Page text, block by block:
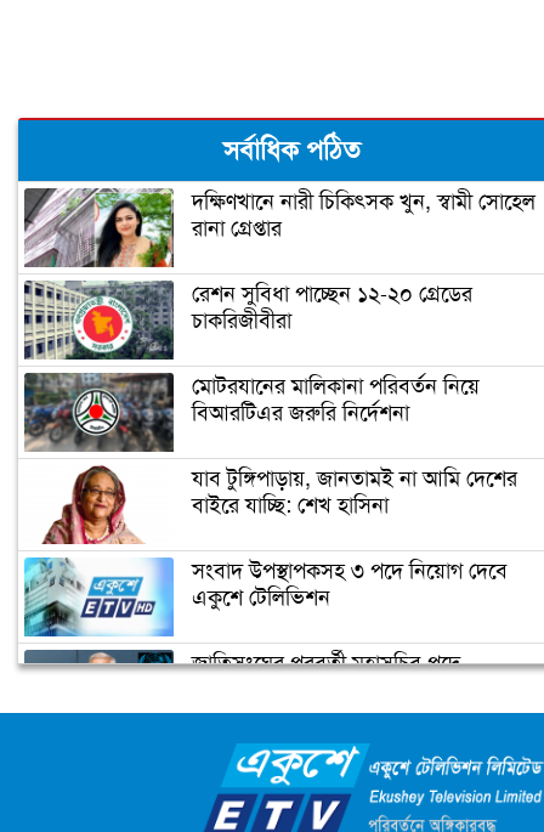
সর্বাধিক পঠিত
দক্ষিণখানে নারী চিকিৎসক খুন, স্বামী সোহেল
রানা গ্রেপ্তার
রেশন সুবিধা পাচ্ছেন ১২-২০ গ্রেডের
চাকরিজীবীরা
মোটরযানের মালিকানা পরিবর্তন নিয়ে
বিআরটিএর জরুরি নির্দেশনা
যাব টুঙ্গিপাড়ায়, জানতামই না আমি দেশের
বাইরে যাচ্ছি: শেখ হাসিনা
সংবাদ উপস্থাপকসহ ৩ পদে নিয়োগ দেবে
একুশে টেলিভিশন
জাতিসংঘের পরবর্তী মহাসচিব পদে
ক্যাম্পাস অ্যাম্বাসেডর নিয়োগ দিচ্ছে একুশে
টেলিভিশন